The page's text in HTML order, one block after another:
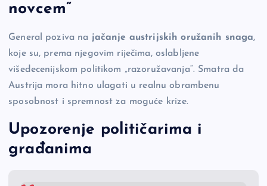
novcem”
General poziva na jačanje austrijskih oružanih snaga,
koje su, prema njegovim riječima, oslabljene
višedecenijskom politikom „razoružavanja“. Smatra da
Austrija mora hitno ulagati u realnu obrambenu
sposobnost i spremnost za moguće krize.
Upozorenje političarima i
građanima